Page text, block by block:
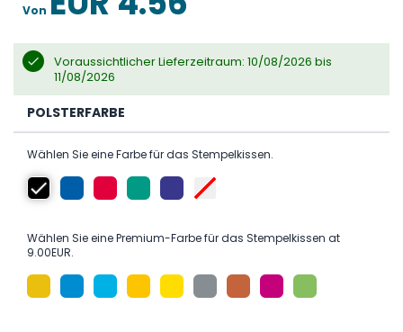
Von
Voraussichtlicher Lieferzeitraum: 10/08/2026 bis
11/08/2026
POLSTERFARBE
Wählen Sie eine Farbe für das Stempelkissen.
Wählen Sie eine Premium-Farbe für das Stempelkissen at
9.00EUR.